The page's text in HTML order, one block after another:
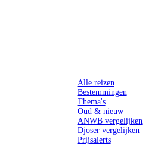
Alle reizen
Bestemmingen
Thema's
Oud & nieuw
ANWB vergelijken
Djoser vergelijken
Prijsalerts